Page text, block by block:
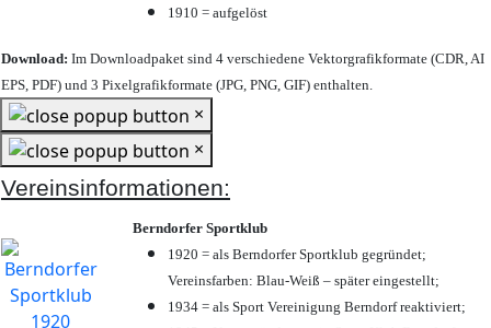
1910 = aufgelöst
Download: Im Downloadpaket sind 4 verschiedene Vektorgrafikformate (CDR, AI
EPS, PDF) und 3 Pixelgrafikformate (JPG, PNG, GIF) enthalten.
×
×
Vereinsinformationen:
Berndorfer Sportklub
1920 = als Berndorfer Sportklub gegründet;
Vereinsfarben: Blau-Weiß – später eingestellt;
1934 = als Sport Vereinigung Berndorf reaktiviert;